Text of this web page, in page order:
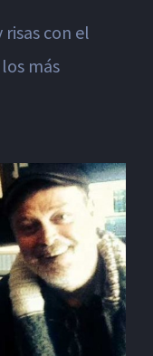
con el
más